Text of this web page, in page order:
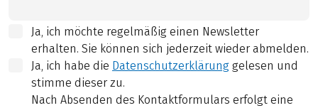
Ja, ich möchte regelmäßig einen Newsletter
erhalten. Sie können sich jederzeit wieder abmelden.
Ja, ich habe die Datenschutzerklärung gelesen und
stimme dieser zu.
Nach Absenden des Kontaktformulars erfolgt eine